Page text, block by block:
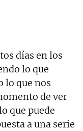
días en los
lo que
lo que nos
de ver
que puede
a una serie